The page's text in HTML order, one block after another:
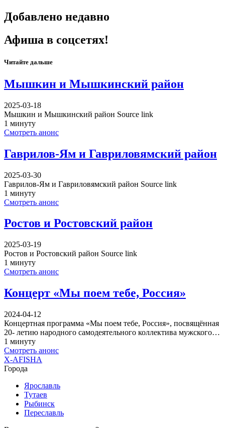
Добавлено недавно
Афиша в соцсетях!
Читайте дальше
Мышкин и Мышкинский район
2025-03-18
Мышкин и Мышкинский район Source link
1 минуту
Смотреть анонс
Гаврилов-Ям и Гавриловямский район
2025-03-30
Гаврилов-Ям и Гавриловямский район Source link
1 минуту
Смотреть анонс
Ростов и Ростовский район
2025-03-19
Ростов и Ростовский район Source link
1 минуту
Смотреть анонс
Концерт «Мы поем тебе, Россия»
2024-04-12
Концертная программа «Мы поем тебе, Россия», посвящённая
20- летию народного самодеятельного коллектива мужского…
1 минуту
Смотреть анонс
X-AFISHA
Города
Ярославль
Тутаев
Рыбинск
Переславль